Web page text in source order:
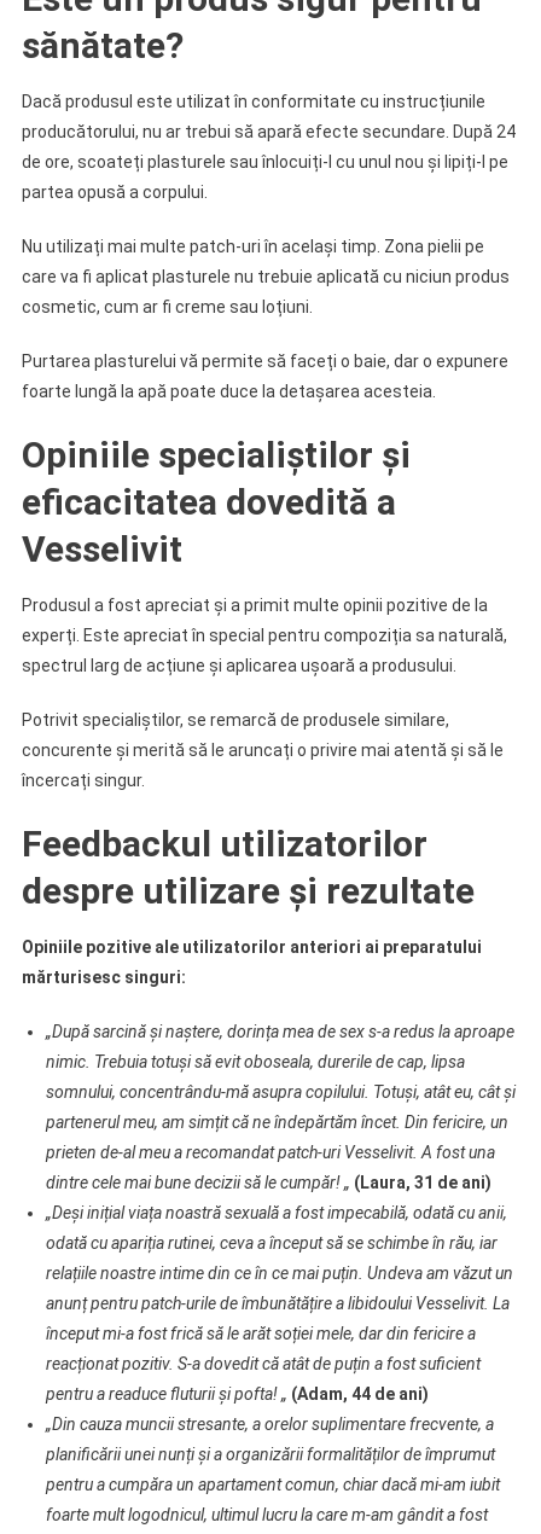
sănătate?
Dacă produsul este utilizat în conformitate cu instrucțiunile
producătorului, nu ar trebui să apară efecte secundare. După 24
de ore, scoateți plasturele sau înlocuiți-l cu unul nou și lipiți-l pe
partea opusă a corpului.
Nu utilizați mai multe patch-uri în același timp. Zona pielii pe
care va fi aplicat plasturele nu trebuie aplicată cu niciun produs
cosmetic, cum ar fi creme sau loțiuni.
Purtarea plasturelui vă permite să faceți o baie, dar o expunere
foarte lungă la apă poate duce la detașarea acesteia.
Opiniile specialiștilor și
eficacitatea dovedită a
Vesselivit
Produsul a fost apreciat și a primit multe opinii pozitive de la
experți. Este apreciat în special pentru compoziția sa naturală,
spectrul larg de acțiune și aplicarea ușoară a produsului.
Potrivit specialiștilor, se remarcă de produsele similare,
concurente și merită să le aruncați o privire mai atentă și să le
încercați singur.
Feedbackul utilizatorilor
despre utilizare și rezultate
Opiniile pozitive ale utilizatorilor anteriori ai preparatului
mărturisesc singuri:
„După sarcină și naștere, dorința mea de sex s-a redus la aproape
nimic. Trebuia totuși să evit oboseala, durerile de cap, lipsa
somnului, concentrându-mă asupra copilului. Totuși, atât eu, cât și
partenerul meu, am simțit că ne îndepărtăm încet. Din fericire, un
prieten de-al meu a recomandat patch-uri Vesselivit. A fost una
dintre cele mai bune decizii să le cumpăr! „ (Laura, 31 de ani)
„Deși inițial viața noastră sexuală a fost impecabilă, odată cu anii,
odată cu apariția rutinei, ceva a început să se schimbe în rău, iar
relațiile noastre intime din ce în ce mai puțin. Undeva am văzut un
anunț pentru patch-urile de îmbunătățire a libidoului Vesselivit. La
început mi-a fost frică să le arăt soției mele, dar din fericire a
reacționat pozitiv. S-a dovedit că atât de puțin a fost suficient
pentru a readuce fluturii și pofta! „ (Adam, 44 de ani)
„Din cauza muncii stresante, a orelor suplimentare frecvente, a
planificării unei nunți și a organizării formalităților de împrumut
pentru a cumpăra un apartament comun, chiar dacă mi-am iubit
foarte mult logodnicul, ultimul lucru la care m-am gândit a fost